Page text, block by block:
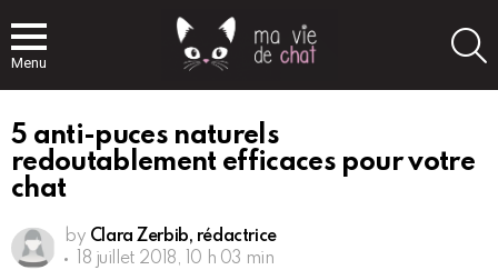
Menu
5 anti-puces naturels
redoutablement efficaces pour votre
chat
by Clara Zerbib, rédactrice
18 juillet 2018, 10 h 03 min